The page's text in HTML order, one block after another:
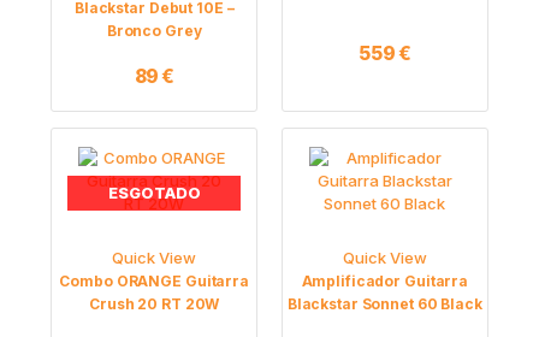
Blackstar Debut 10E –
Bronco Grey
89€
559€
ESGOTADO
Quick View
Combo ORANGE Guitarra
Crush 20 RT 20W
Quick View
Amplificador Guitarra
Blackstar Sonnet 60 Black